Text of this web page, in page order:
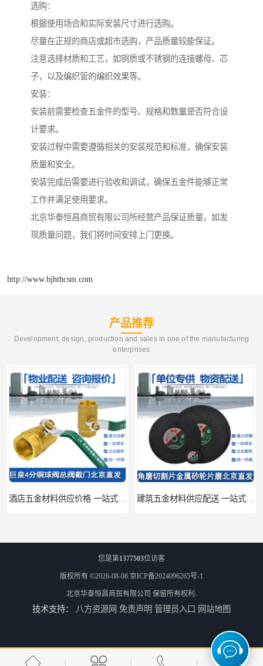
选购：
根据使用场合和实际安装尺寸进行选购。
尽量在正规的商店或超市选购，产品质量较能保证。
注意选择材质和工艺，如铜质或不锈钢的连接螺母、芯
子，以及编织管的编织效果等。
安装：
安装前需要检查五金件的型号、规格和数量是否符合设
计要求。
安装过程中需要遵循相关的安装规范和标准，确保安装
质量和安全。
安装完成后需要进行验收和调试，确保五金件能够正常
工作并满足使用要求。
北京华泰恒昌商贸有限公司所经营产品保证质量，如发
现质量问题，我们将时间安排上门更换。
http://www.bjhthcsm.com
产品推荐
Development, design, production and sales in one of the manufacturing
enterprises
脸盆冷热水龙头批发商 水龙头冷热洗脸盆池 全城配送 厨房冷热水龙头批发 三孔面盆通用中珠 24小时内送达
您是第1377503位访客
版权所有 ©2026-08-08 京ICP备2024096265号-1
北京华泰恒昌商贸有限公司 保留所有权利.
技术支持： 八方资源网 免责声明 管理员入口 网站地图